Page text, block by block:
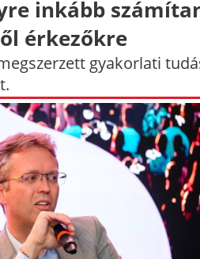
inkább
érkezőkre
gyakorlati